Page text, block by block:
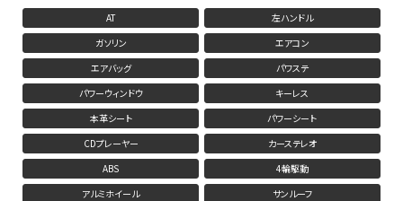
AT
左ハンドル
ガソリン
エアコン
エアバッグ
パワステ
パワーウィンドウ
キーレス
本革シート
パワーシート
CDプレーヤー
カーステレオ
ABS
4輪駆動
アルミホイール
サンルーフ